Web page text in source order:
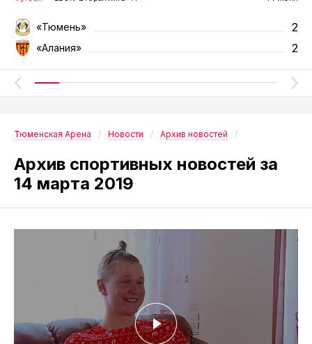
«Тюмень» 2
«Алания» 2
Тюменская Арена Новости Архив новостей
Архив спортивных новостей за
14 марта 2019